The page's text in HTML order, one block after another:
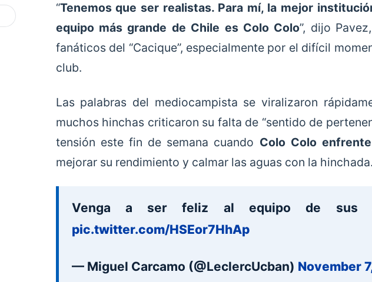
“Tenemos que ser realistas. Para mí, la mejor
equipo más grande de Chile es Colo Colo”, dijo
fanáticos del “Cacique”, especialmente por el difícil
club.
Las palabras del mediocampista se viralizaron
muchos hinchas criticaron su falta de “sentido de
tensión este fin de semana cuando Colo Colo
mejorar su rendimiento y calmar las aguas con la hinchada.
Venga a ser feliz al equipo de sus
pic.twitter.com/HSEor7HhAp
— Miguel Carcamo (@LeclercUcban) November